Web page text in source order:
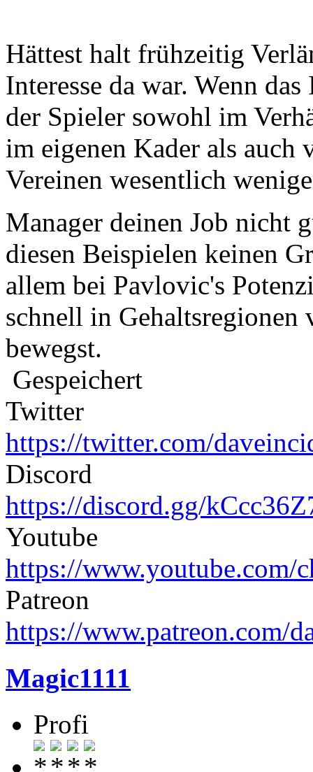
Hättest halt frühzeitig
Interesse da war. Wenn
der Spieler sowohl im
im eigenen Kader als auch
Vereinen wesentlich
Manager deinen Job nicht
diesen Beispielen keinen
allem bei Pavlovic's
schnell in Gehaltsregionen
bewegst.
Gespeichert
Twitter
https://twitter.com/
Discord
https://discord.gg/
Youtube
https://www.youtube.com/
Patreon
https://www.patreon.com/
Magic1111
Profi